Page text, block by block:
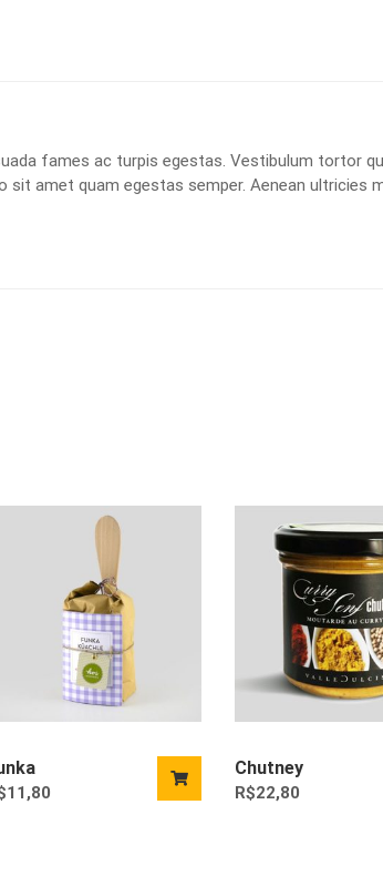
fames ac turpis egestas. Vestibulum tortor
amet quam egestas semper. Aenean ultricies
11,80
Chutney
R$22,80